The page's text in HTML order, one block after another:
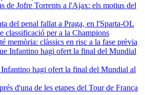
de Jofre Torrents a l'Ajax: els motius del
memòria: clàssics en risc a la fase prèvia
hagi ofert la final del Mundial al